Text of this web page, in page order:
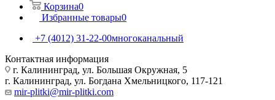
Корзина0
Избранные товары0
+7 (4012) 31-22-00многоканальный
Контактная информация
г. Калининград, ул. Большая Окружная, 5
г. Калининград, ул. Богдана Хмельницкого, 117-121
mir-plitki@mir-plitki.com